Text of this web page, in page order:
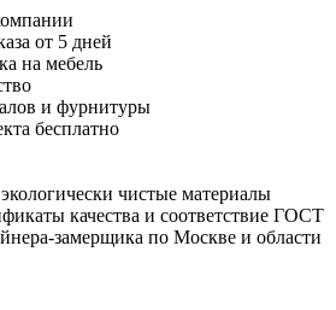
от 5 дней
на мебель
и фурнитуры
бесплатно
чистые материалы
качества и соответствие ГОСТ
замерщика по Москве и области